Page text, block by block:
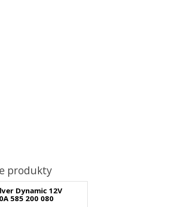
produkty
Dynamic 12V
585 200 080